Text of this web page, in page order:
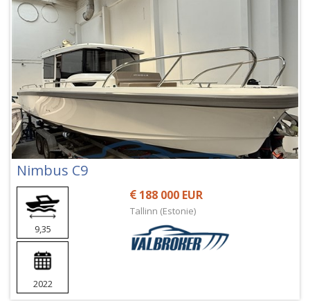
Nimbus C9
9,35
2022
188 000 EUR
Tallinn (Estonie)